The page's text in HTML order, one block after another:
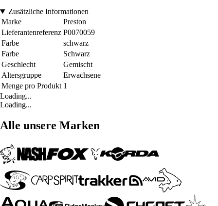
Zusätzliche Informationen
Marke
Preston
Lieferantenreferenz P0070059
Farbe
schwarz
Farbe
Schwarz
Geschlecht
Gemischt
Altersgruppe
Erwachsene
Menge pro Produkt 1
Loading...
Loading...
Alle unsere Marken